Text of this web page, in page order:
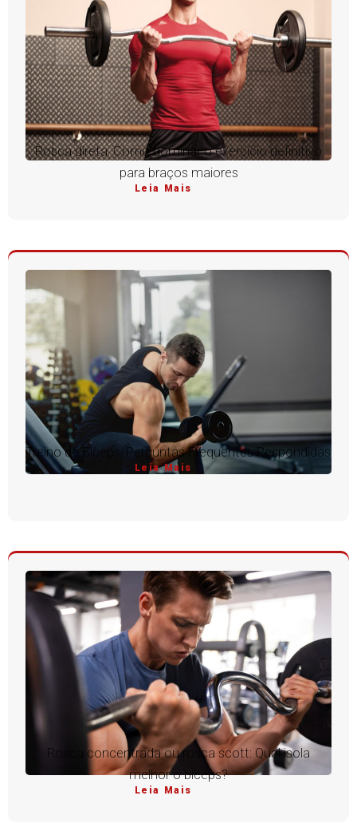
Rosca direta: Como dominar o exercício definitivo
para braços maiores
Leia Mais
Treino de Bíceps: Perguntas Frequentes Respondidas
Leia Mais
Rosca concentrada ou rosca scott: Qual isola
melhor o bíceps?
Leia Mais